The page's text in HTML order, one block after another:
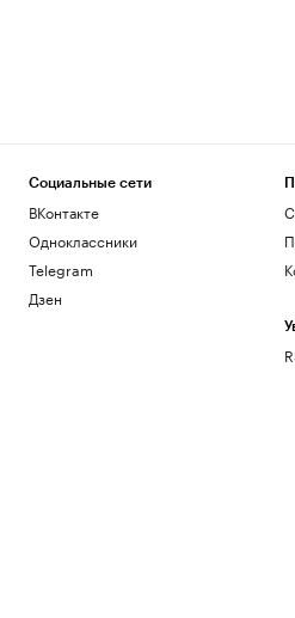
Социальные сети
ВКонтакте
Одноклассники
Telegram
Дзен